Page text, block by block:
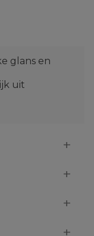
glans en
uit